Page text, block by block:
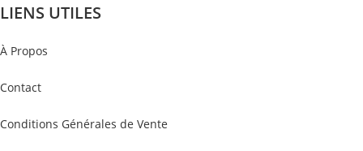
LIENS UTILES
À Propos
Contact
Conditions Générales de Vente